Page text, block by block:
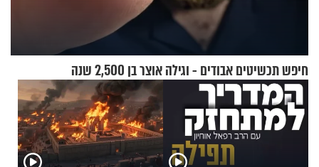
חיפש תכשיטים אבודים - וגילה אוצר בן 2,500 שנה